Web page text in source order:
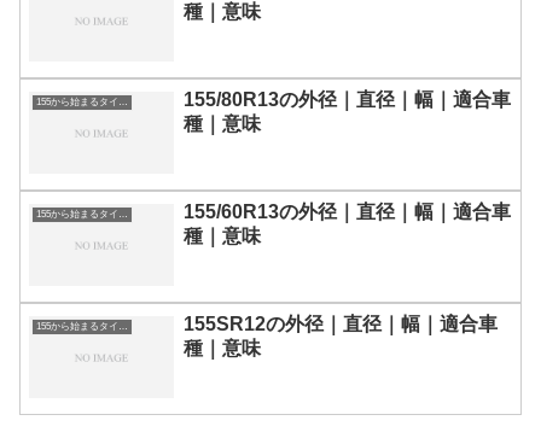
種｜意味
155から始まるタイヤサイズ
155/80R13の外径｜直径｜幅｜適合車
種｜意味
155から始まるタイヤサイズ
155/60R13の外径｜直径｜幅｜適合車
種｜意味
155から始まるタイヤサイズ
155SR12の外径｜直径｜幅｜適合車
種｜意味